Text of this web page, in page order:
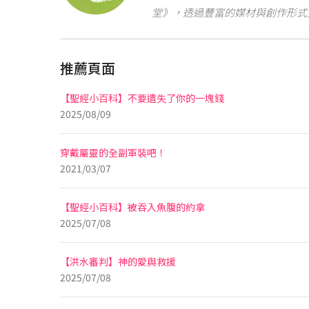
堂》，透過豐富的媒材與創作形
推薦頁面
【聖經小百科】不要遺失了你的一塊錢
2025/08/09
穿戴屬靈的全副軍裝吧！
2021/03/07
【聖經小百科】被吞入魚腹的約拿
2025/07/08
【洪水審判】神的愛與救援
2025/07/08